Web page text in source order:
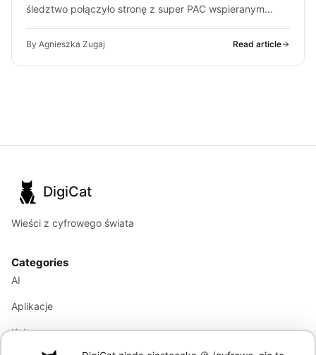
śledztwo połączyło stronę z super PAC wspieranym
By Agnieszka Zugaj Read article
DigiCat
Wieści z cyfrowego świata
Categories
AI
Aplikacje
Kultura